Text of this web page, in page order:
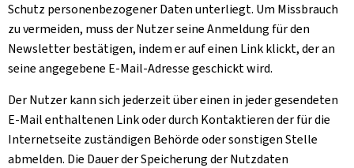
Schutz personenbezogener Daten unterliegt. Um Missbrauch
zu vermeiden, muss der Nutzer seine Anmeldung für den
Newsletter bestätigen, indem er auf einen Link klickt, der an
seine angegebene E-Mail-Adresse geschickt wird.
Der Nutzer kann sich jederzeit über einen in jeder gesendeten
E-Mail enthaltenen Link oder durch Kontaktieren der für die
Internetseite zuständigen Behörde oder sonstigen Stelle
abmelden. Die Dauer der Speicherung der Nutzdaten